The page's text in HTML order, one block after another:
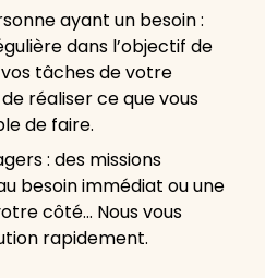
ayant un besoin :
dans l’objectif de
tâches de votre
réaliser ce que vous
de faire.
: des missions
besoin immédiat ou une
côté… Nous vous
rapidement.